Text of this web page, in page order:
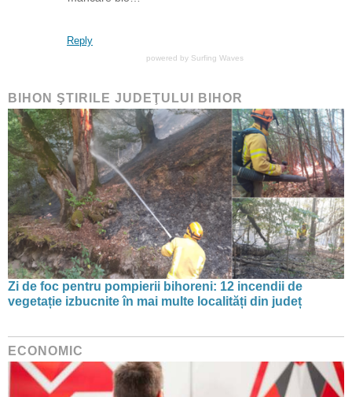
Reply
powered by Surfing Waves
BIHON ŞTIRILE JUDEŢULUI BIHOR
Zi de foc pentru pompierii bihoreni: 12 incendii de
vegetație izbucnite în mai multe localități din județ
ECONOMIC